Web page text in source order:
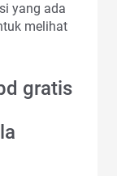
yang ada
melihat
gratis